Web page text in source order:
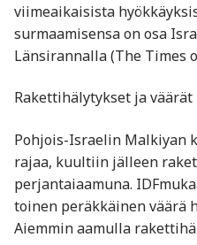
viimeaikaisista
surmaamisensa on osa
Länsirannalla ​(The Times
Rakettihälytykset ja
Pohjois-Israelin Malkiyan
rajaa, kuultiin jälleen
perjantaiaamuna.
toinen peräkkäinen väärä
Aiemmin aamulla